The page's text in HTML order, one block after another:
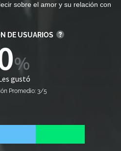
sobre el amor y su relación con
DE USUARIOS
gustó
Promedio: 3/5